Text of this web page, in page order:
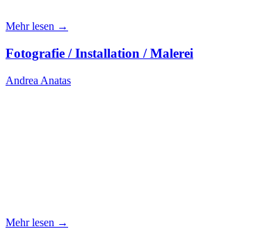
Mehr lesen →
Fotografie / Installation / Malerei
Andrea Anatas
Mehr lesen →